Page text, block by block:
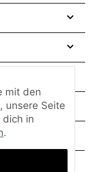
mit den
unsere Seite
dich in
.